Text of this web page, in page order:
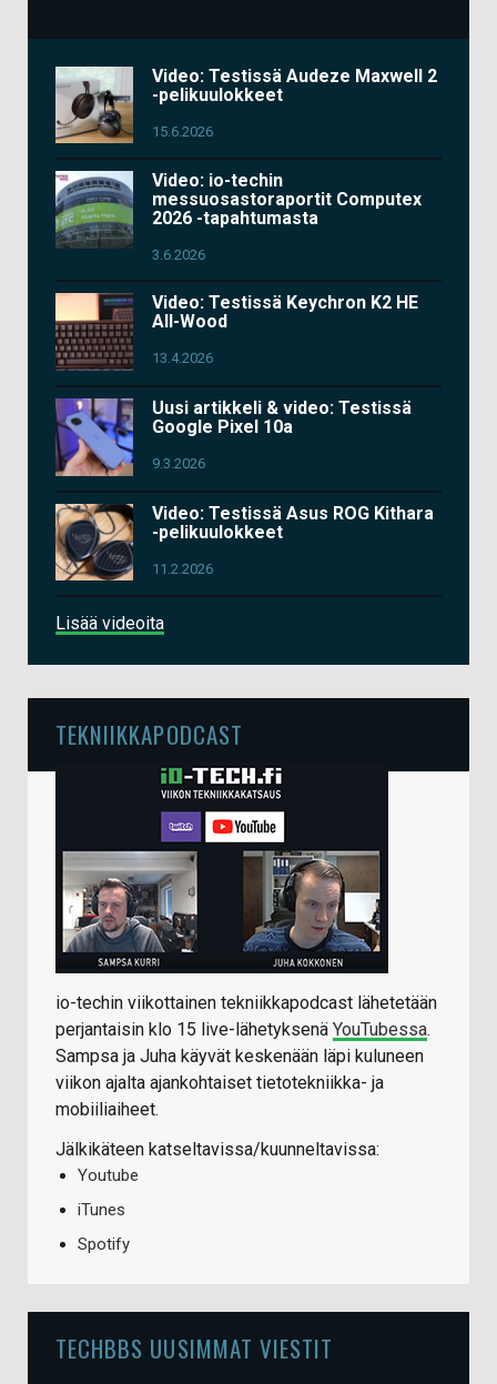
Video: Testissä Audeze Maxwell 2
-pelikuulokkeet
15.6.2026
Video: io-techin
messuosastoraportit Computex
2026 -tapahtumasta
3.6.2026
Video: Testissä Keychron K2 HE
All-Wood
13.4.2026
Uusi artikkeli & video: Testissä
Google Pixel 10a
9.3.2026
Video: Testissä Asus ROG Kithara
-pelikuulokkeet
11.2.2026
Lisää videoita
TEKNIIKKAPODCAST
io-techin viikottainen tekniikkapodcast lähetetään
perjantaisin klo 15 live-lähetyksenä YouTubessa.
Sampsa ja Juha käyvät keskenään läpi kuluneen
viikon ajalta ajankohtaiset tietotekniikka- ja
mobiiliaiheet.
Jälkikäteen katseltavissa/kuunneltavissa:
Youtube
iTunes
Spotify
TECHBBS UUSIMMAT VIESTIT